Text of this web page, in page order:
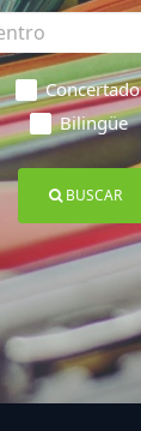
Concertado
Bilingüe
BUSCAR